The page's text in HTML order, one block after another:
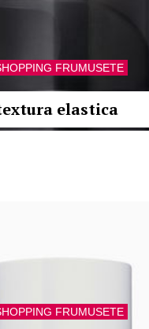
FRUMUSETE
elastica
FRUMUSETE